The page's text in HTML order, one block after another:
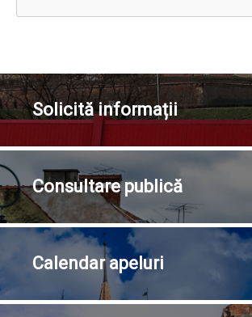
Solicităinformații
Consultarepublică
Calendarapeluri